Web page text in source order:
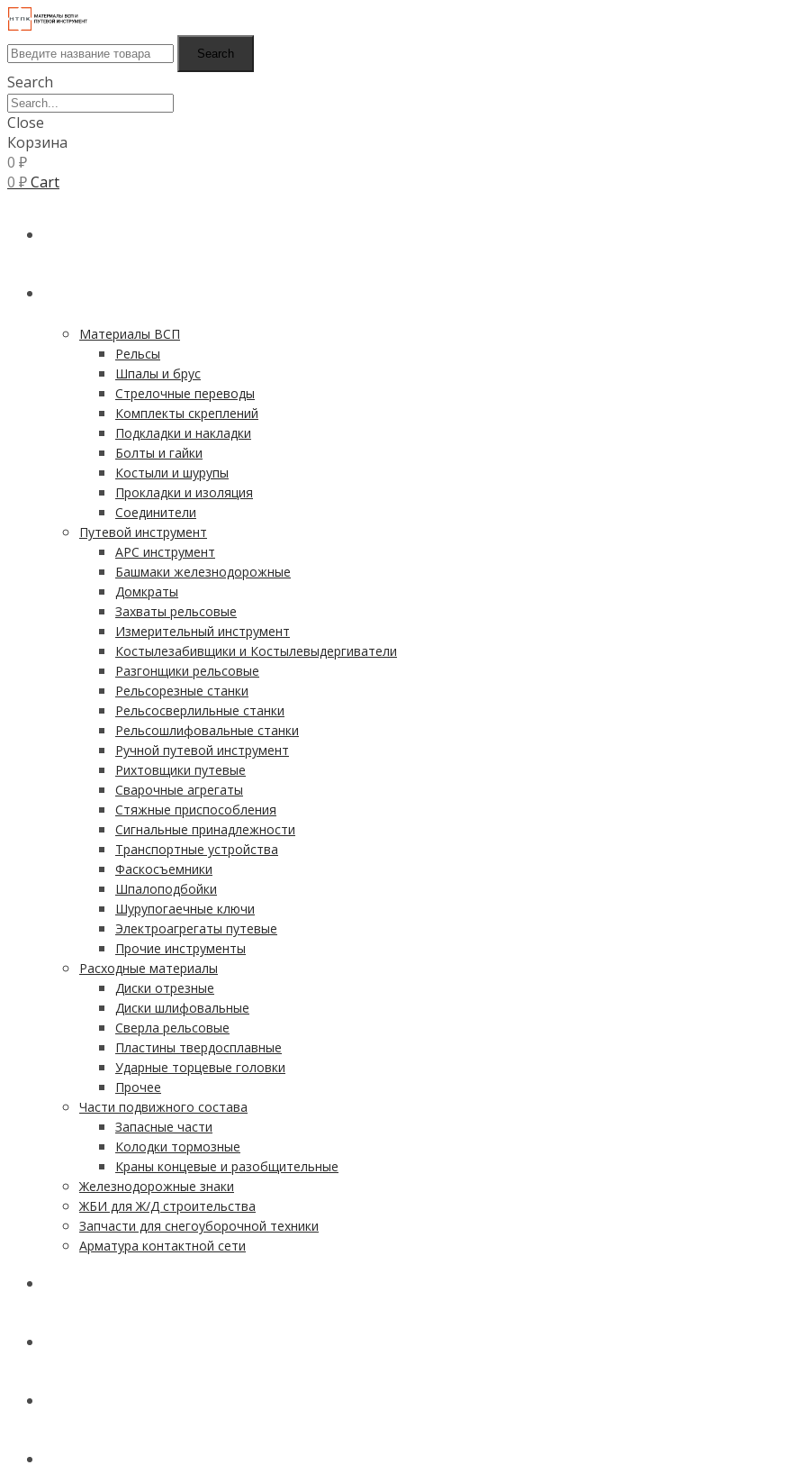
Search
Search
Close
Корзина
0 ₽
0 ₽Cart
Материалы ВСП
Рельсы
Шпалы и брус
Стрелочные переводы
Комплекты скреплений
Подкладки и накладки
Болты и гайки
Костыли и шурупы
Прокладки и изоляция
Соединители
Путевой инструмент
АРС инструмент
Башмаки железнодорожные
Домкраты
Захваты рельсовые
Измерительный инструмент
Костылезабивщики и Костылевыдергиватели
Разгонщики рельсовые
Рельсорезные станки
Рельсосверлильные станки
Рельсошлифовальные станки
Ручной путевой инструмент
Рихтовщики путевые
Сварочные агрегаты
Стяжные приспособления
Сигнальные принадлежности
Транспортные устройства
Фаскосъемники
Шпалоподбойки
Шурупогаечные ключи
Электроагрегаты путевые
Прочие инструменты
Расходные материалы
Диски отрезные
Диски шлифовальные
Сверла рельсовые
Пластины твердосплавные
Ударные торцевые головки
Прочее
Части подвижного состава
Запасные части
Колодки тормозные
Краны концевые и разобщительные
Железнодорожные знаки
ЖБИ для Ж/Д строительства
Запчасти для снегоуборочной техники
Арматура контактной сети